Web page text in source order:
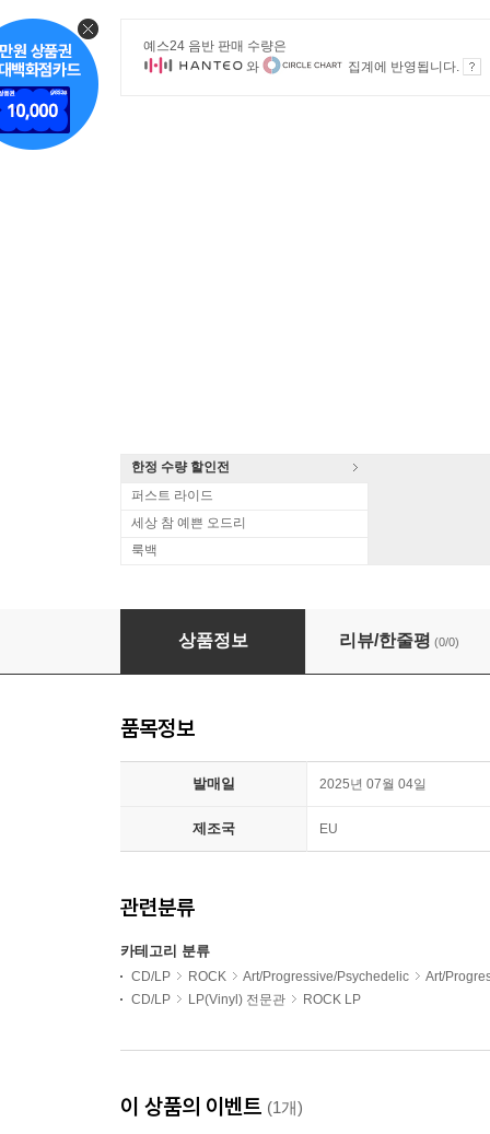
예스24 음반 판매 수량은
와
집계에 반영됩니다.
한정 수량 할인전
퍼스트 라이드
세상 참 예쁜 오드리
룩백
The Alan Parsons Project (알란 파슨스 프로
상품정보 리뷰/한줄평 (0/0)
품목정보
발매일 2025년 07월 04일
제조국 EU
관련분류
카테고리 분류
CD/LP ROCK Art/Progressive/Psychedelic
Art/
CD/LP
LP(Vinyl) 전문관 ROCK LP
이 상품의 이벤트 (1개)